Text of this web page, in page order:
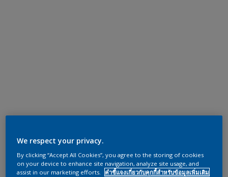
We respect your privacy.
By clicking “Accept All Cookies”, you agree to the storing of cookies
on your device to enhance site navigation, analyze site usage, and
assist in our marketing efforts.
คำชี้แจงเกี่ยวกับคุกกี้สำหรับข้อมูลเพิ่มเติม